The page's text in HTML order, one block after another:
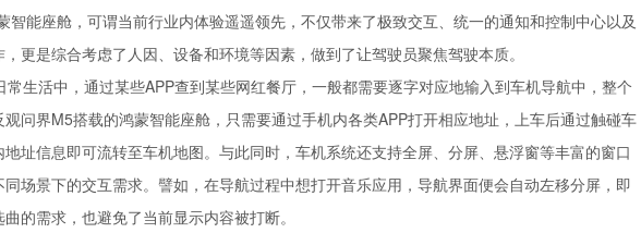
智能座舱，可谓当前行业内体验遥遥领先，不仅带来了极致交互、统一的通知和控制中心以及
更是综合考虑了人因、设备和环境等因素，做到了让驾驶员聚焦驾驶本质。
常生活中，通过某些APP查到某些网红餐厅，一般都需要逐字对应地输入到车机导航中，整个
问界M5搭载的鸿蒙智能座舱，只需要通过手机内各类APP打开相应地址，上车后通过触碰车
址信息即可流转至车机地图。与此同时，车机系统还支持全屏、分屏、悬浮窗等丰富的窗口
场景下的交互需求。譬如，在导航过程中想打开音乐应用，导航界面便会自动左移分屏，即
的需求，也避免了当前显示内容被打断。